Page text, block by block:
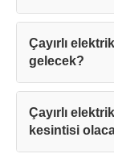
Çayırlı
gelecek?
Çayırlı
kesintisi